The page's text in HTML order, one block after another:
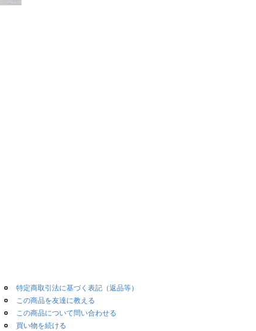
特定商取引法に基づく表記（返品等）
この商品を友達に教える
この商品について問い合わせる
買い物を続ける